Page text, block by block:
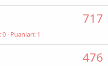
717
0 Puanları 1
476